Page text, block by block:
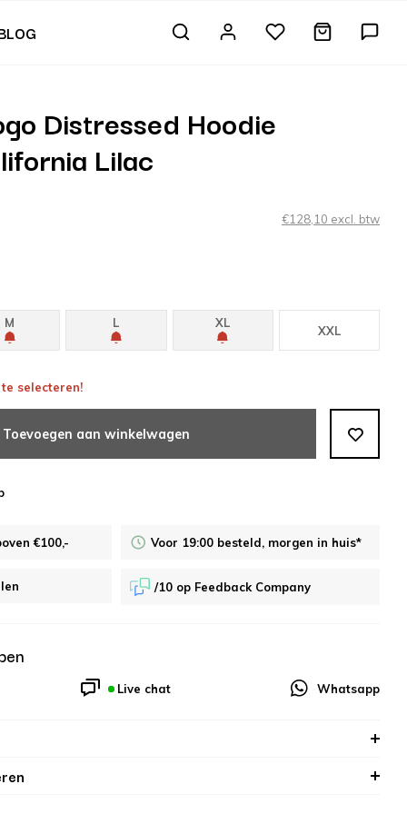
Distressed Hoodie
Lilac
€128,10 excl. btw
M L XL
XXL
selecteren!
Toevoegen aan winkelwagen
€100,- Voor 19:00 besteld, morgen in huis*
/10 op Feedback Company
Live chat Whatsapp